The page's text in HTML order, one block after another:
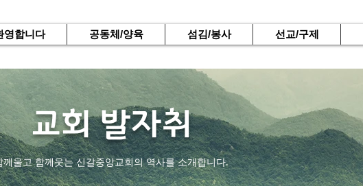
영합니다 공동체/양육 섬김/봉사 선교/구제
교회 발자취
께울고 함께웃는 신갈중앙교회의 역사를 소개합니다.